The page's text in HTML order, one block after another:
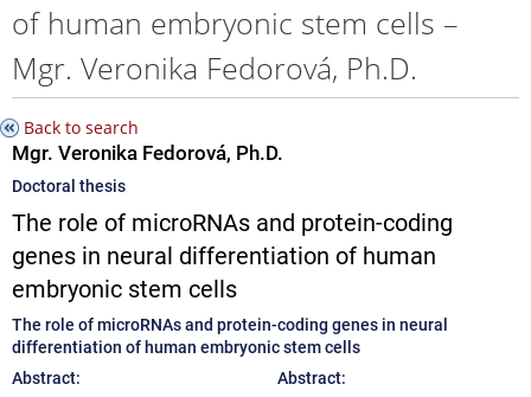
of human embryonic stem cells –
Mgr. Veronika Fedorová, Ph.D.
Back to search
Mgr. Veronika Fedorová, Ph.D.
Doctoral thesis
The role of microRNAs and protein-coding
genes in neural differentiation of human
embryonic stem cells
The role of microRNAs and protein-coding genes in neural
differentiation of human embryonic stem cells
Abstract:
Abstract: